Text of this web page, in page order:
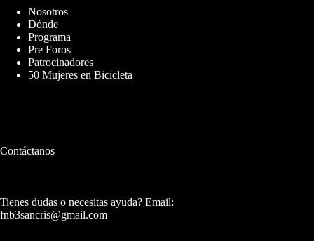
Nosotros
Dónde
Programa
Pre Foros
Patrocinadores
50 Mujeres en Bicicleta
Contáctanos
Tienes dudas o necesitas ayuda? Email:
fnb3sancris@gmail.com